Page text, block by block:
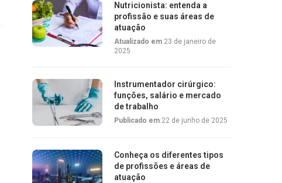
Nutricionista: entenda a
profissão e suas áreas de
atuação
Atualizado em 23 de janeiro de
2025
Instrumentador cirúrgico:
funções, salário e mercado
de trabalho
Publicado em 22 de junho de 2025
Conheça os diferentes tipos
de profissões e áreas de
atuação